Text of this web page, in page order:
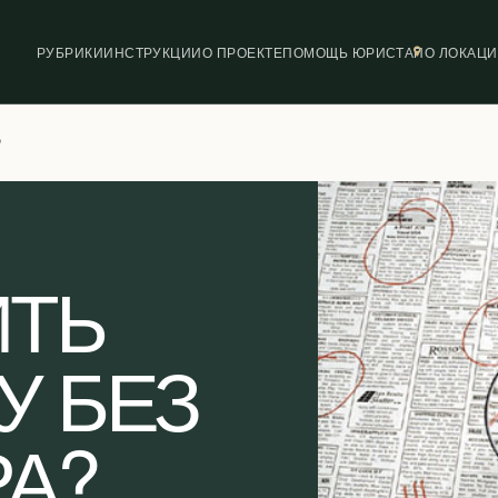
РУБРИКИИНСТРУКЦИИО ПРОЕКТЕПОМОЩЬ ЮРИСТАПО
БЕЗ